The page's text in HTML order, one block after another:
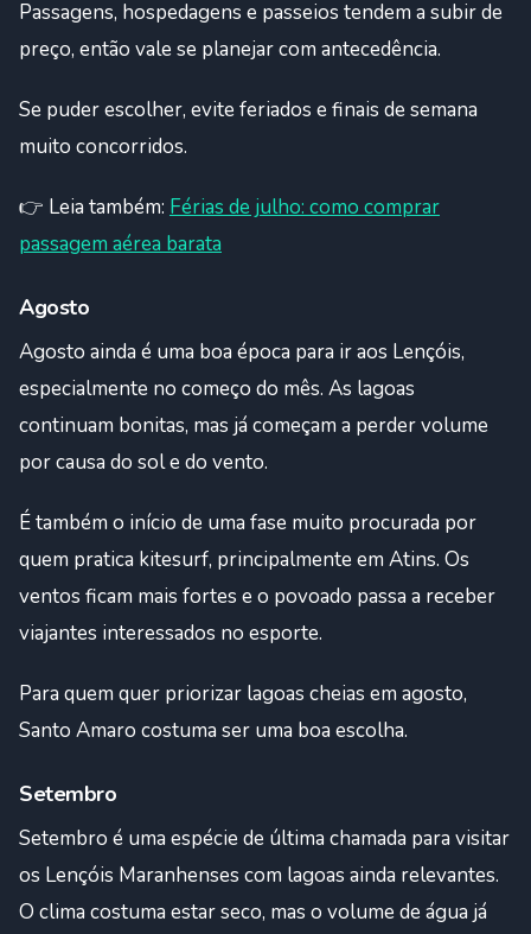
Passagens, hospedagens e passeios tendem a subir de
preço, então vale se planejar com antecedência.
Se puder escolher, evite feriados e finais de semana
muito concorridos.
👉 Leia também: Férias de julho: como comprar
passagem aérea barata
Agosto
Agosto ainda é uma boa época para ir aos Lençóis,
especialmente no começo do mês. As lagoas
continuam bonitas, mas já começam a perder volume
por causa do sol e do vento.
É também o início de uma fase muito procurada por
quem pratica kitesurf, principalmente em Atins. Os
ventos ficam mais fortes e o povoado passa a receber
viajantes interessados no esporte.
Para quem quer priorizar lagoas cheias em agosto,
Santo Amaro costuma ser uma boa escolha.
Setembro
Setembro é uma espécie de última chamada para visitar
os Lençóis Maranhenses com lagoas ainda relevantes.
O clima costuma estar seco, mas o volume de água já